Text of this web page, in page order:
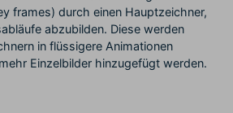
frames) durch einen Hauptzeichner,
abzubilden. Diese werden
in flüssigere Animationen
Einzelbilder hinzugefügt werden.